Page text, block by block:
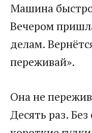
Машина быстро
Вечером
делам.
переживай».
Она не
Десять раз.